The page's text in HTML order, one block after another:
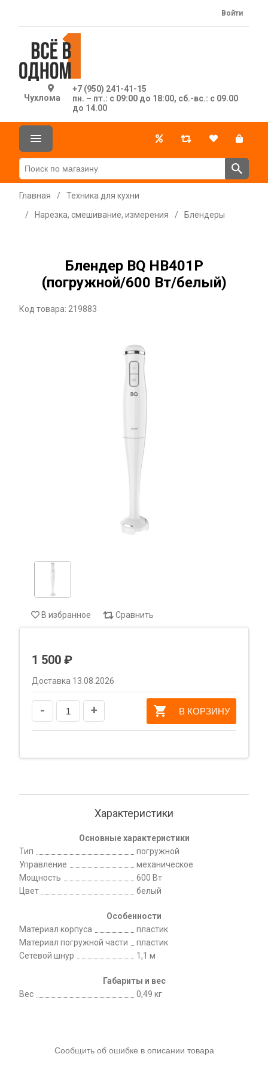
Чухлома
+7 (950) 241-41-15
пн. – пт.: с 09:00 до 18:00, сб.-вс.: с 09.00
до 14.00
Войти
Главная /
Техника для кухни
/
Нарезка, смешивание, измерения / Блендеры
Блендер BQ HB401P
(погружной/600 Вт/белый)
Код товара: 219883
В избранное Сравнить
1 500 ₽
Доставка 13.08.2026
- + В КОРЗИНУ
Характеристики
Основные характеристики
Тип
погружной
Управление
механическое
Мощность
600 Вт
Цвет
белый
Особенности
Материал корпуса
пластик
Материал погружной части
пластик
Cетевой шнур
1,1 м
Габариты и вес
Вес
0,49 кг
Сообщить об ошибке в описании товара